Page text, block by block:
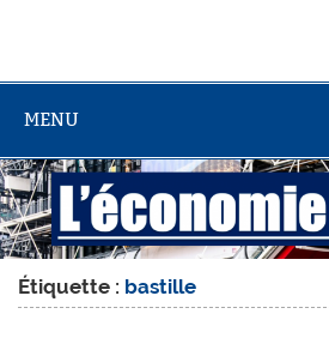
MENU
Étiquette : bastille